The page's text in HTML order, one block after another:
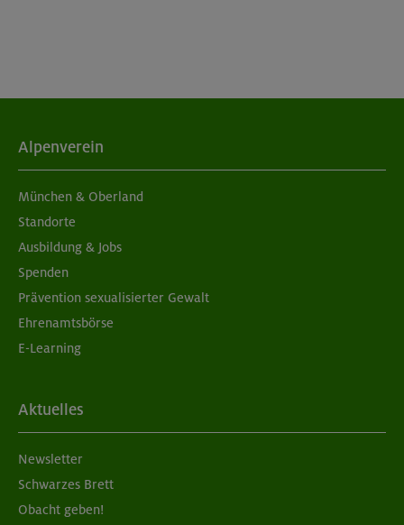
Alpenverein
München & Oberland
Standorte
Ausbildung & Jobs
Spenden
Prävention sexualisierter Gewalt
Ehrenamtsbörse
E-Learning
Aktuelles
Newsletter
Schwarzes Brett
Obacht geben!